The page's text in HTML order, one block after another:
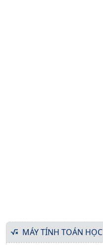
MÁY TÍNH TOÁN HỌC